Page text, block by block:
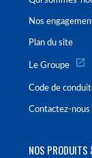
Nos
Plan du site
Le Groupe
Code de
Contactez-nous
NOS PRODUITS